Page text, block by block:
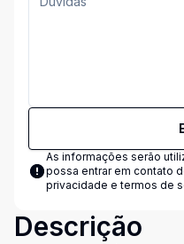
As informações serão
possa entrar em contato
privacidade e termos de
Descrição